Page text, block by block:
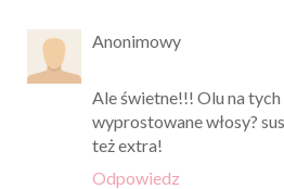
Anonimowy
Ale świetne!!! Olu na tych
wyprostowane włosy?
też extra!
Odpowiedz